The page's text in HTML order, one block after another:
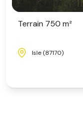
Terrain 750 m²
Isle (87170)